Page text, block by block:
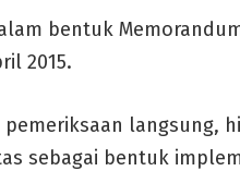
bentuk
2015.
langsung,
sebagai bentuk